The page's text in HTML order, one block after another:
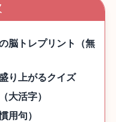
脳トレプリント（無
り上がるクイズ
大活字）
用句）